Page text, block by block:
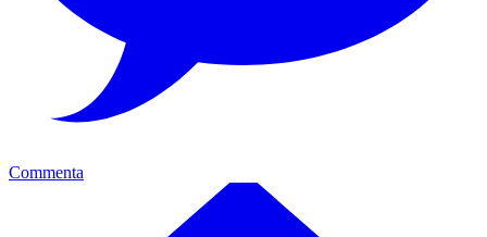
Commenta